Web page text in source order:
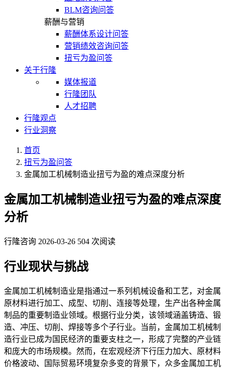
BLM咨询问答
薪酬与营销
薪酬体系设计问答
营销绩效咨询问答
扭亏为盈问答
关于行隆
媒体报道
行隆团队
人才招聘
行隆观点
行业洞察
首页
扭亏为盈问答
金属加工机械制造业扭亏为盈的难点深度分析
金属加工机械制造业扭亏为盈的难点深度
分析
行隆咨询 2026-03-26 504 次阅读
行业现状与挑战
金属加工机械制造业是指通过一系列机械设备和工艺，对金属
原材料进行加工、成型、切削、连接等处理，生产出各种金属
制品的重要制造业领域。根据行业分类，该领域涵盖铸造、锻
造、冲压、切削、焊接等多个子行业。当前，金属加工机械制
造行业已成为国民经济的重要支柱之一，形成了完整的产业链
和庞大的市场规模。然而，在宏观经济下行压力加大、原材料
价格波动、国际贸易环境复杂多变的背景下，众多金属加工机